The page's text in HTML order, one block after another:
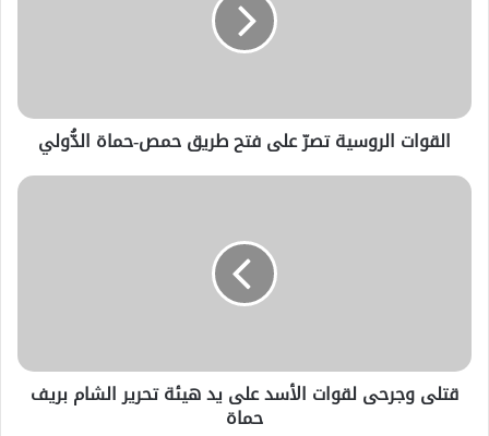
القوات الروسية تصرّ على فتح طريق حمص-حماة الدُّولي
قتلى وجرحى لقوات الأسد على يد هيئة تحرير الشام بريف
حماة